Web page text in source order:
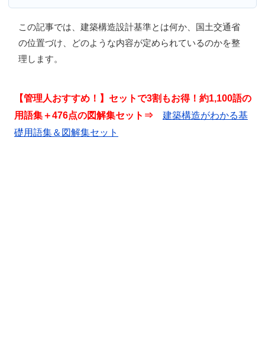
この記事では、 建築構造設計基準とは何か、国土交通省
の位置づけ、どのような内容が定められているのかを整
理します。
【管理人おすすめ！】セットで3割もお得！約1,100語の
用語集＋476点の図解集セット⇒ 建築構造がわかる基
礎用語集＆図解集セット